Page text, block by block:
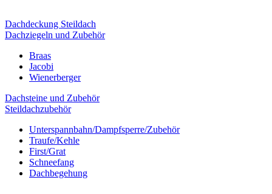
Dachdeckung Steildach
Dachziegeln und Zubehör
Braas
Jacobi
Wienerberger
Dachsteine und Zubehör
Steildachzubehör
Unterspannbahn/Dampfsperre/Zubehör
Traufe/Kehle
First/Grat
Schneefang
Dachbegehung